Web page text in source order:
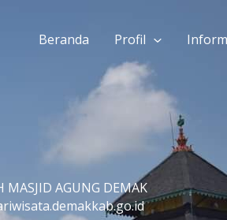
Beranda Profil
MASJID AGUNG DEMAK